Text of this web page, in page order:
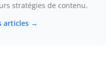
stratégies de contenu.
articles →